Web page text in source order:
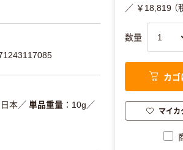
日本／ 単品重量 10g ／
／ ￥18,819 （
数量
カ
マイカ